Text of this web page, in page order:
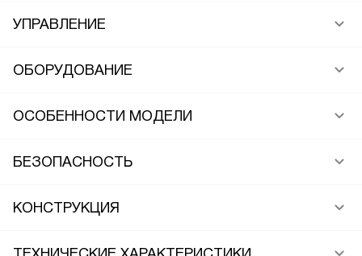
УПРАВЛЕНИЕ
ОБОРУДОВАНИЕ
ОСОБЕННОСТИ МОДЕЛИ
БЕЗОПАСНОСТЬ
КОНСТРУКЦИЯ